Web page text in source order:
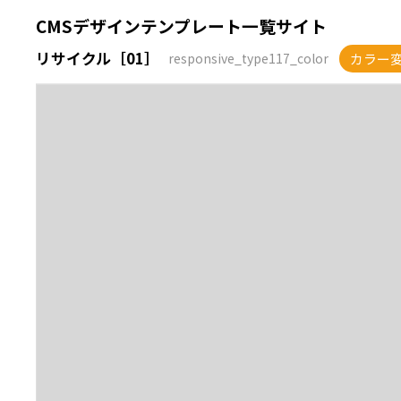
CMSデザインテンプレート一覧サイト
リサイクル［01］ responsive_type117_color カラー